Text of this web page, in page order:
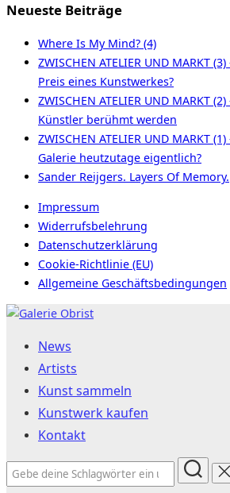
Neueste Beiträge
Where Is My Mind? (4)
ZWISCHEN ATELIER UND MARKT
Preis eines Kunstwerkes?
ZWISCHEN ATELIER UND MARKT
Künstler berühmt werden
ZWISCHEN ATELIER UND MARKT
Galerie heutzutage eigentlich?
Sander Reijgers. Layers Of Memory.
Impressum
Widerrufsbelehrung
Datenschutzerklärung
Cookie-Richtlinie (EU)
Allgemeine Geschäftsbedingungen
Zum
springenNews
Artists
Kunst sammeln
Kunstwerk kaufen
Kontakt
Suchen
nach: